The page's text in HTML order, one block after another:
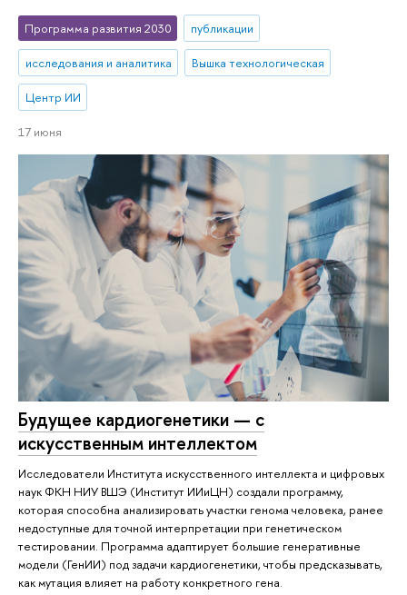
Программа развития 2030 публикации
исследования и аналитика Вышка технологическая
Центр ИИ
17 июня
Будущее кардиогенетики — с
искусственным интеллектом
Исследователи Института искусственного интеллекта и цифровых
наук ФКН НИУ ВШЭ (Институт ИИиЦН) создали программу,
которая способна анализировать участки генома человека, ранее
недоступные для точной интерпретации при генетическом
тестировании. Программа адаптирует большие генеративные
модели (ГенИИ) под задачи кардиогенетики, чтобы предсказывать,
как мутация влияет на работу конкретного гена.